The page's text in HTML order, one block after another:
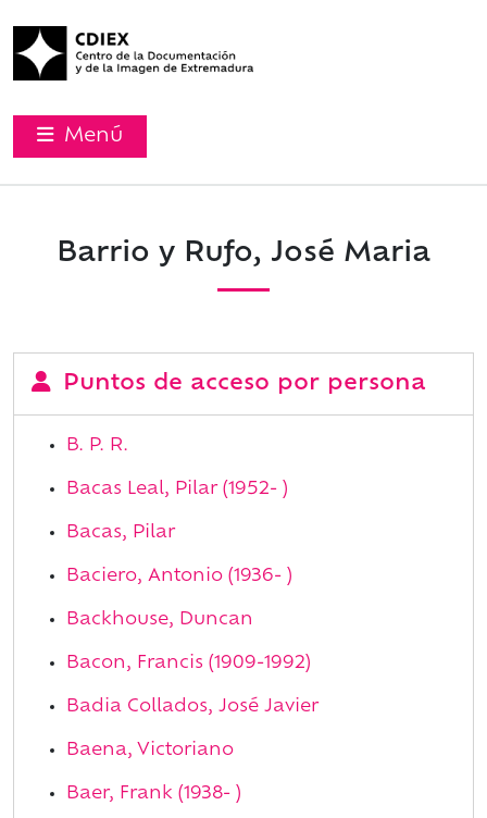
Menú
Barrio y Rufo, José Maria
Puntos de acceso por persona
B. P. R.
Bacas Leal, Pilar (1952- )
Bacas, Pilar
Baciero, Antonio (1936- )
Backhouse, Duncan
Bacon, Francis (1909-1992)
Badia Collados, José Javier
Baena, Victoriano
Baer, Frank (1938- )